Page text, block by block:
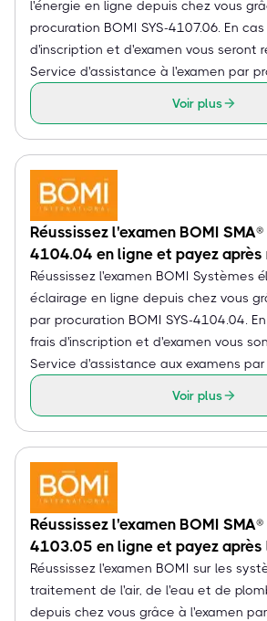
l'énergie en ligne depuis chez vous
procuration BOMI SYS-4107.06. En
d'inscription et d'examen vous seront
Service d'assistance à l'examen par
Voir plus
Réussissez l'examen BOMI SMA®
4104.04 en ligne et payez après
Réussissez l'examen BOMI Systèmes
éclairage en ligne depuis chez vous
par procuration BOMI SYS-4104.04.
frais d'inscription et d'examen vous
Service d'assistance aux examens
Voir plus
Réussissez l'examen BOMI SMA®
4103.05 en ligne et payez après
Réussissez l'examen BOMI sur les
traitement de l'air, de l'eau et de
depuis chez vous grâce à l'examen